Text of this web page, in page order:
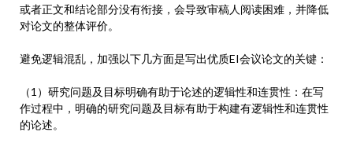
或者正文和结论部分没有衔接，会导致审稿人阅读困难，并降低
对论文的整体评价。
避免逻辑混乱，加强以下几方面是写出优质EI会议论文的关键：
（1）研究问题及目标明确有助于论述的逻辑性和连贯性：在写
作过程中，明确的研究问题及目标有助于构建有逻辑性和连贯性
的论述。